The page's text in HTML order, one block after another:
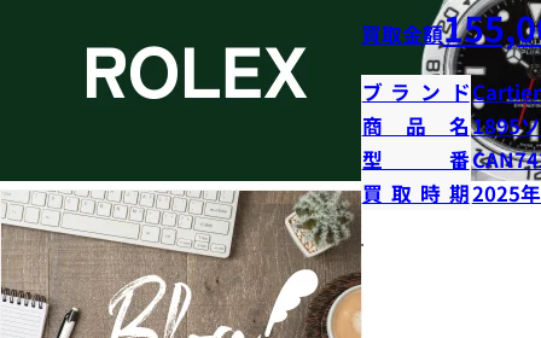
買取金額
ブランドCartier
商品名1895
型番
買取時期2025